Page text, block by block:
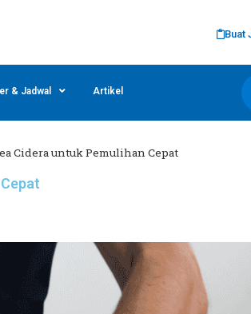
Buat
& Jadwal Artikel
Cidera untuk Pemulihan Cepat